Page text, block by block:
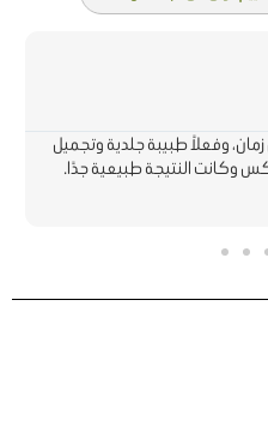
وفعلاً طبيبة جلدية وتجميل
وكانت النتيجة طبيعية جدًا.